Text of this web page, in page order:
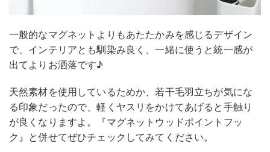
一般的なマグネットよりもあたたかみを感じるデザイン
で、インテリアとも馴染み良く、一緒に使うと統一感が
出てよりお洒落です♪
天然素材を使用しているためか、若干毛羽立ちが気にな
る印象だったので、軽くヤスリをかけてあげると手触り
が良くなりますよ。『マグネットウッドポイントフッ
ク』と併せてぜひチェックしてみてください。